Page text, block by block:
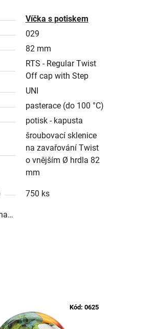
Víčka s potiskem
029
82 mm
RTS - Regular Twist
Off cap with Step
UNI
pasterace (do 100 °C)
potisk - kapusta
šroubovací sklenice
na zavařování Twist
o vnějším Ø hrdla 82
mm
750 ks
Kód: 0625